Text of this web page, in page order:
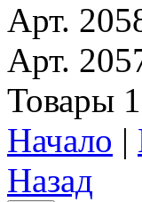
Арт.
Арт.
Товары
Начало |
Назад